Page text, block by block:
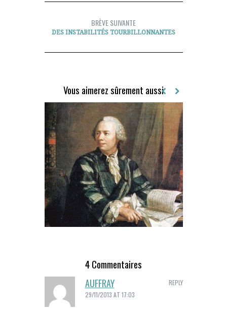
BRÈVE SUIVANTE
DES INSTABILITÉS TOURBILLONNANTES
Vous aimerez sûrement aussi
EULER AUX PRISES AVEC LES VARIATIONS DE DENSITÉ
4 Commentaires
AUFFRAY
29/11/2013 AT 17:03
REPLY